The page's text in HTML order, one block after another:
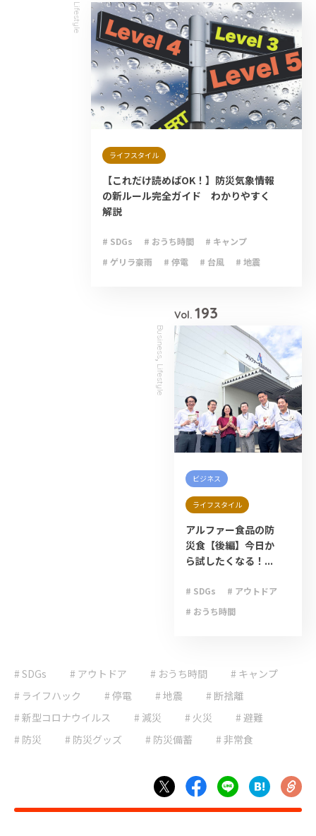
Lifestyle
ライフスタイル
【これだけ読めばOK！】防災気象情報
の新ルール完全ガイド わかりやすく
解説
# SDGs # おうち時間
# キャンプ
# ゲリラ豪雨
# 停電 # 台風
# 地震
Business
,
Lifestyle
Vol. 193
ビジネス
ライフスタイル
アルファー食品の防
災食【後編】今日か
ら試したくなる！...
# SDGs
# アウトドア
# おうち時間
# ライフハック
# 停電
# 台風
# 地震
# 大雨
# 大雪
# 減災
# 防災グッズ
# 防災備蓄
# 非常食
# SDGs # アウトドア # おうち時間
# キャンプ
# ライフハック
# 停電 # 地震
# 断捨離
# 新型コロナウイルス
# 減災 # 火災
# 避難
# 防災
# 防災グッズ # 防災備蓄 # 非常食